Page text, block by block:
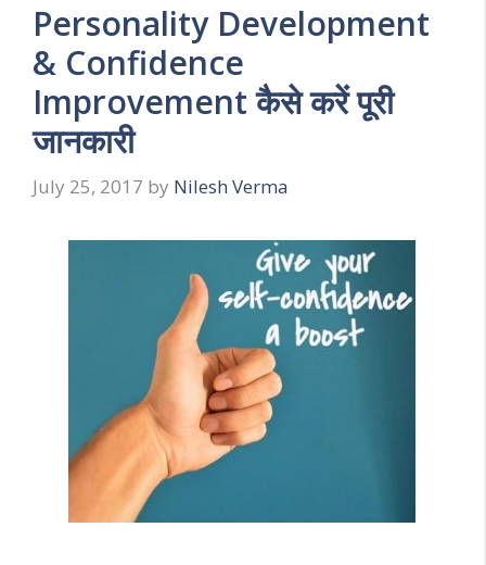
Personality Development
& Confidence
Improvement कैसे करें पूरी
जानकारी
July 25, 2017 by Nilesh Verma